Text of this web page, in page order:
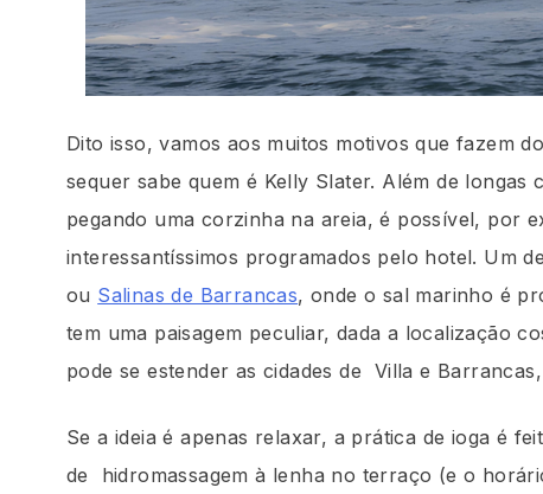
Dito isso, vamos aos muitos motivos que fazem
sequer sabe quem é Kelly Slater. Além de longas
pegando uma corzinha na areia, é possível, por
interessantíssimos programados pelo hotel. Um
ou Salinas de Barrancas, onde o sal marinho é
tem uma paisagem peculiar, dada a localização
pode se estender as cidades de Villa e
Se a ideia é apenas relaxar, a prática de ioga é
de hidromassagem à lenha no terraço (e o